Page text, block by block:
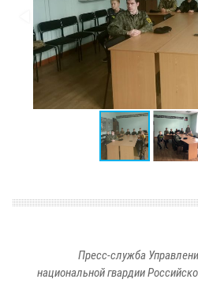
Пресс-служба
национальной гвардии